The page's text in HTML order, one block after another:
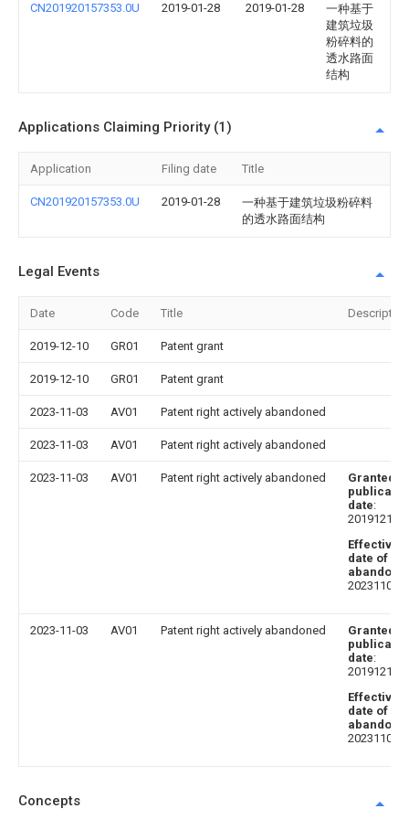
CN201920157353.0U 2019-01-28 2019-01-28
一种基于
建筑垃圾
粉碎料的
透水路面
结构
Applications Claiming Priority (1)
Application Filing date Title
CN201920157353.0U 2019-01-28
一种基于建筑垃圾粉碎料
的透水路面结构
Legal Events
Date Code Title Description
2019-12-10 GR01 Patent grant
2019-12-10 GR01 Patent grant
2023-11-03 AV01 Patent right actively abandoned
2023-11-03 AV01 Patent right actively abandoned
2023-11-03 AV01 Patent right actively abandoned
Granted
date:
20191210
Effective
date of
20231103
2023-11-03 AV01 Patent right actively abandoned
Granted
date:
20191210
Effective
date of
20231103
Concepts